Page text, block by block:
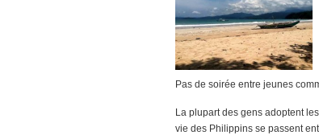
Pas de soirée entre jeunes
La plupart des gens adoptent
vie des Philippins se passent